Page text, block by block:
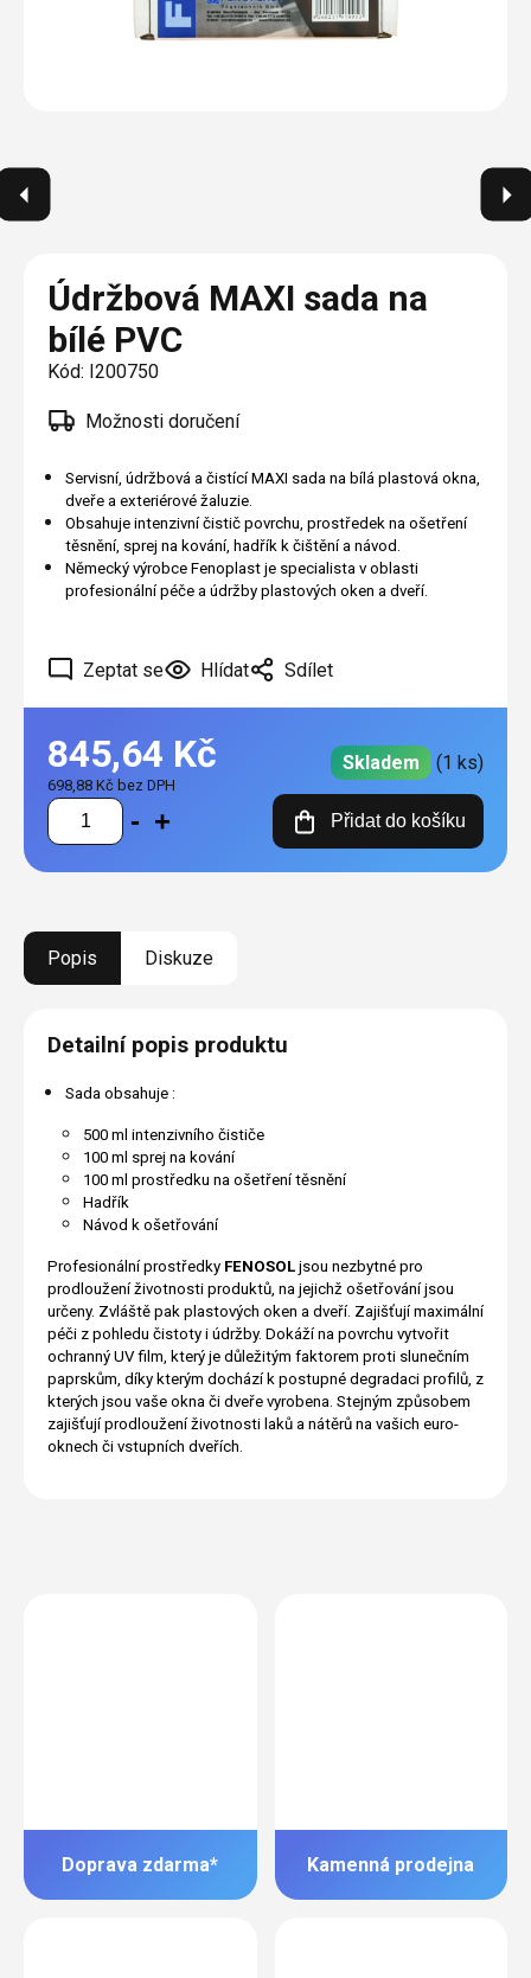
Výměna střešních oken
Jak to funguje
Výprodej
Údržbová MAXI sada na
bílé PVC
Kód: I200750
Možnosti doručení
Servisní, údržbová a čistící MAXI sada na bílá plastová okna,
dveře a exteriérové žaluzie.
Obsahuje intenzivní čistič povrchu, prostředek na ošetření
těsnění, sprej na kování, hadřík k čištění a návod.
Německý výrobce Fenoplast je specialista v oblasti
profesionální péče a údržby plastových oken a dveří.
Zeptat se Hlídat Sdílet
845,64 Kč
698,88 Kč bez DPH
Měrná
cena:
Skladem (1 ks)
Přidat do košíku
Popis Diskuze
Detailní popis produktu
Sada obsahuje :
500 ml intenzivního čističe
100 ml sprej na kování
100 ml prostředku na ošetření těsnění
Hadřík
Návod k ošetřování
Profesionální prostředky FENOSOL jsou nezbytné pro
prodloužení životnosti produktů, na jejichž ošetřování jsou
určeny. Zvláště pak plastových oken a dveří. Zajišťují maximální
péči z pohledu čistoty i údržby. Dokáží na povrchu vytvořit
ochranný UV film, který je důležitým faktorem proti slunečním
paprskům, díky kterým dochází k postupné degradaci profilů, z
kterých jsou vaše okna či dveře vyrobena. Stejným způsobem
zajišťují prodloužení životnosti laků a nátěrů na vašich euro-
oknech či vstupních dveřích.
Doprava zdarma* Kamenná prodejna